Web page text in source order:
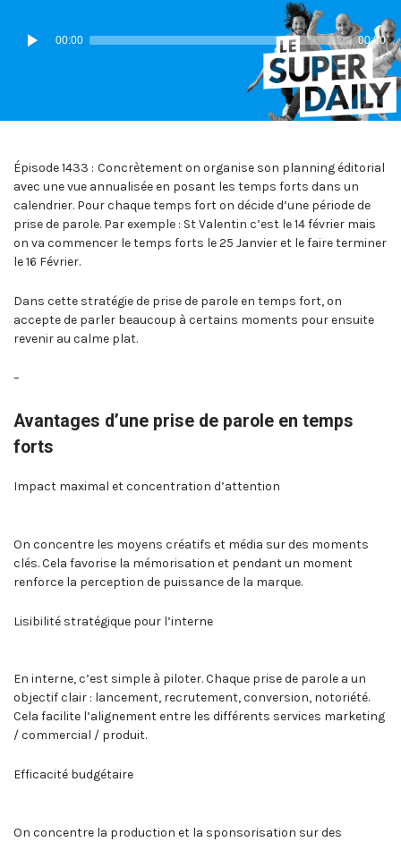
Lecteur
audio
00:00 00:00
Épisode 1433 : Concrètement on organise son planning éditorial
avec une vue annualisée en posant les temps forts dans un
calendrier. Pour chaque temps fort on décide d’une période de
prise de parole. Par exemple : St Valentin c’est le 14 février mais
on va commencer le temps forts le 25 Janvier et le faire terminer
le 16 Février.
Dans cette stratégie de prise de parole en temps fort, on
accepte de parler beaucoup à certains moments pour ensuite
revenir au calme plat.
–
Avantages d’une prise de parole en temps
forts
Impact maximal et concentration d’attention
On concentre les moyens créatifs et média sur des moments
clés. Cela favorise la mémorisation et pendant un moment
renforce la perception de puissance de la marque.
Lisibilité stratégique pour l’interne
En interne, c’est simple à piloter. Chaque prise de parole a un
objectif clair : lancement, recrutement, conversion, notoriété.
Cela facilite l’alignement entre les différents services marketing
/ commercial / produit.
Efficacité budgétaire
On concentre la production et la sponsorisation sur des